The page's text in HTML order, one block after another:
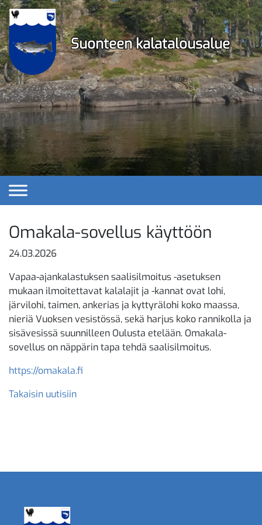
Ohita
navigaatio
Suonteen kalatalousalue
Omakala-sovellus käyttöön
24.03.2026
Vapaa-ajankalastuksen saalisilmoitus -asetuksen
mukaan ilmoitettavat kalalajit ja -kannat ovat lohi,
järvilohi, taimen, ankerias ja kyttyrälohi koko maassa,
nieriä Vuoksen vesistössä, sekä harjus koko rannikolla ja
sisävesissä suunnilleen Oulusta etelään. Omakala-
sovellus on näppärin tapa tehdä saalisilmoitus.
https://omakala.fi
Takaisin uutisiin